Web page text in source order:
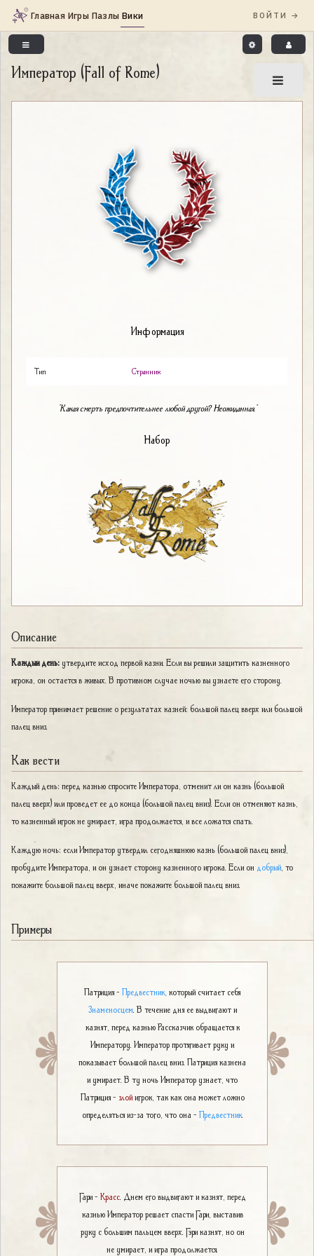
Император (Fall of Rome)
Информация
Тип Странник
"Какая смерть предпочтительнее любой другой? Неожиданная."
Набор
Описание
Каждый день: утвердите исход первой казни. Если вы решили защитить казненного
игрока, он остается в живых. В противном случае ночью вы узнаете его сторону.
Император принимает решение о результатах казней: большой палец вверх или большой
палец вниз.
Как вести
Каждый день: перед казнью спросите Императора, отменит ли он казнь (большой
палец вверх) или проведет ее до конца (большой палец вниз). Если он отменяют казнь,
то казненный игрок не умирает, игра продолжается, и все ложатся спать.
Каждую ночь: если Император утвердил сегодняшнюю казнь (большой палец вниз),
пробудите Императора, и он узнает сторону казненного игрока. Если он добрый , то
покажите большой палец вверх, иначе покажите большой палец вниз.
Примеры
Патриция - Предвестник , который считает себя
Знаменосцем. В течение дня ее выдвигают и
казнят, перед казнью Рассказчик обращается к
Императору. Император протягивает руку и
показывает большой палец вниз. Патриция казнена
и умирает. В ту ночь Император узнает, что
Патриция - злойигрок, так как она может ложно
определяться из-за того, что она - Предвестник.
Гари - Красс. Днем его выдвигают и казнят, перед
казнью Император решает спасти Гари, выставив
руку с большим пальцем вверх. Гэри казнят, но он
не умирает, и игра продолжается.